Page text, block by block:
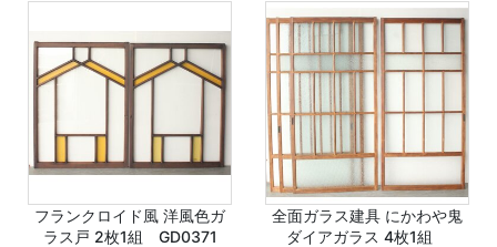
フランクロイド風 洋風色ガ
ラス戸 2枚1組 GD0371
全面ガラス建具 にかわや鬼
ダイアガラス 4枚1組